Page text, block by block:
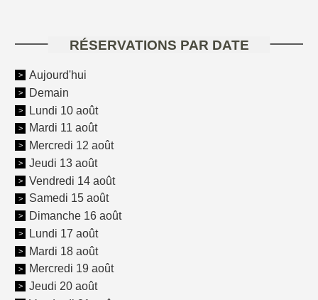
RÉSERVATIONS PAR DATE
Aujourd'hui
Demain
Lundi 10 août
Mardi 11 août
Mercredi 12 août
Jeudi 13 août
Vendredi 14 août
Samedi 15 août
Dimanche 16 août
Lundi 17 août
Mardi 18 août
Mercredi 19 août
Jeudi 20 août